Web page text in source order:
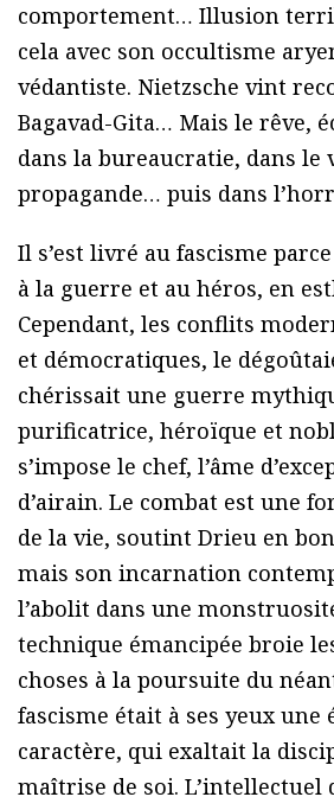
comportement… Illusion
cela avec son occultisme
védantiste. Nietzsche vint
Bagavad-Gita… Mais le rêve,
dans la bureaucratie, dans le
propagande… puis dans
Il s’est livré au fascisme
à la guerre et au héros, en
Cependant, les conflits
et démocratiques, le
chérissait une guerre
purificatrice, héroïque et
s’impose le chef, l’âme
d’airain. Le combat est une
de la vie, soutint Drieu en
mais son incarnation
l’abolit dans une
technique émancipée broie
choses à la poursuite du
fascisme était à ses yeux une
caractère, qui exaltait la
maîtrise de soi.